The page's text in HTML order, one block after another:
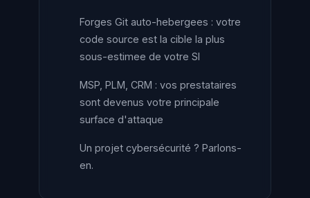
Forges Git auto-hebergees : votre
code source est la cible la plus
sous-estimee de votre SI
MSP, PLM, CRM : vos prestataires
sont devenus votre principale
surface d'attaque
Un projet cybersécurité ? Parlons-
en.